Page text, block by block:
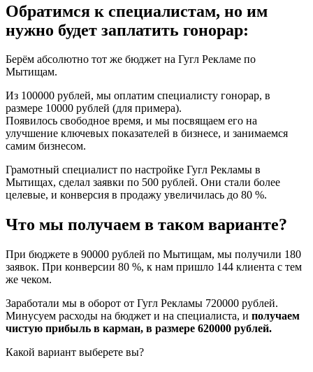
Обратимся к специалистам, но им
нужно будет заплатить гонорар:
Берём абсолютно тот же бюджет на Гугл Рекламе по
Мытищам.
Из 100000 рублей, мы оплатим специалисту гонорар, в
размере 10000 рублей (для примера).
Появилось свободное время, и мы посвящаем его на
улучшение ключевых показателей в бизнесе, и занимаемся
самим бизнесом.
Грамотный специалист по настройке Гугл Рекламы в
Мытищах, сделал заявки по 500 рублей. Они стали более
целевые, и конверсия в продажу увеличилась до 80 %.
Что мы получаем в таком варианте?
При бюджете в 90000 рублей по Мытищам, мы получили 180
заявок. При конверсии 80 %, к нам пришло 144 клиента с тем
же чеком.
Заработали мы в оборот от Гугл Рекламы 720000 рублей.
Минусуем расходы на бюджет и на специалиста, и получаем
чистую прибыль в карман, в размере 620000 рублей.
Какой вариант выберете вы?